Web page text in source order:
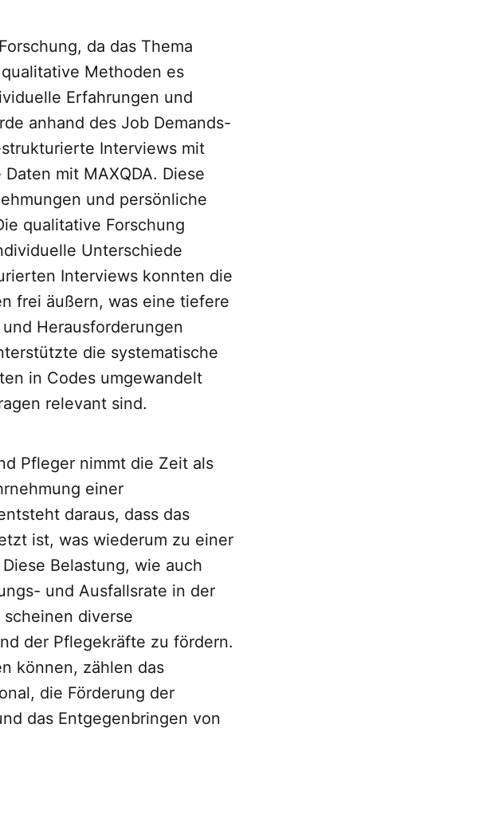
da das Thema
Methoden es
Erfahrungen und
anhand des Job Demands-
Interviews mit
mit MAXQDA. Diese
und persönliche
qualitative Forschung
Unterschiede
Interviews konnten die
frei äußern, was eine tiefere
Herausforderungen
die systematische
in Codes umgewandelt
relevant sind.
Pfleger nimmt die Zeit als
einer
daraus, dass das
ist, was wiederum zu einer
Belastung, wie auch
und Ausfallsrate in der
diverse
der Pflegekräfte zu fördern.
können, zählen das
die Förderung der
das Entgegenbringen von